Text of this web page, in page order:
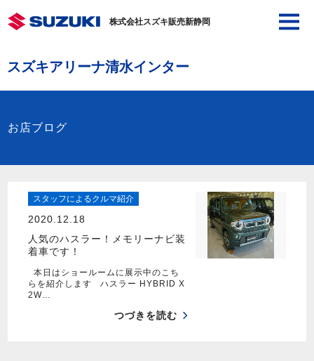
株式会社スズキ販売新静岡
スズキアリーナ清水インター
お店ブログ
スタッフによるクルマ紹介
2020.12.18
人気のハスラー！メモリーナビ装
着車です！
本日はショールームに展示中のこち
らを紹介します ハスラー HYBRID X
2W…
つづきを読む